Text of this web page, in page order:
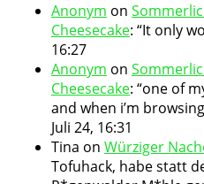
Anonym on
Cheesecake: “It only
16:27
Anonym on
Cheesecake: “one of
and when i’m
Juli 24, 16:31
Tina on Würziger
Tofuhack, habe statt